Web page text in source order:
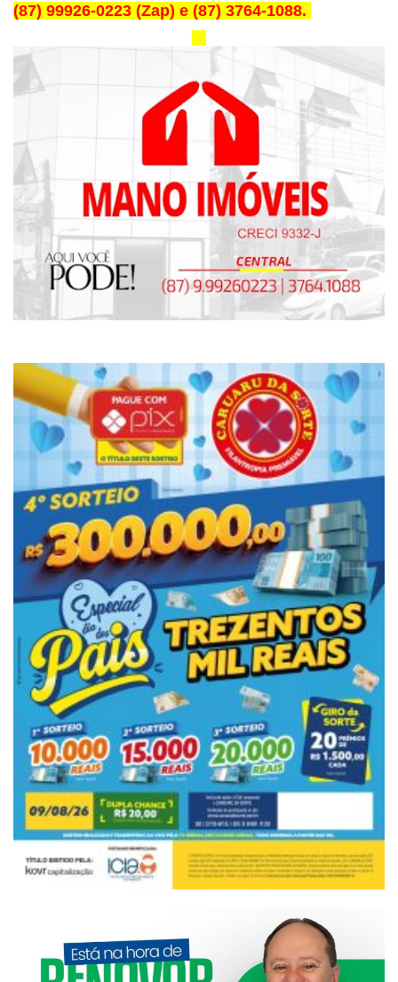
(87) 99926-0223 (Zap) e (87) 3764-1088.